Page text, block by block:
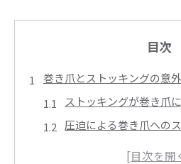
目次
巻き爪とストッキングの意
ストッキングが巻き爪
圧迫による巻き爪への
巻き爪ケアに理想的な